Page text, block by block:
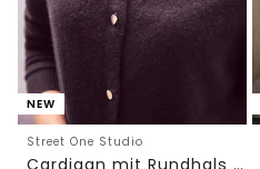
NEW
Street One Studio